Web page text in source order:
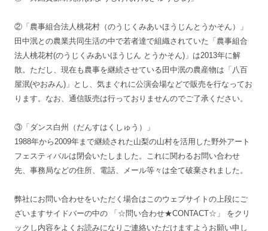
②「農事組合法人桃花村（のうじくみあいほうじんとうかそん）」
田中泯との農業共同生活の中で若者達で組織されていた「農事組合
法人桃花村(のうじくみあいほうじん とうかそん)」は2013年に解
散。ただし、現在も農事を継続させている田中泯の農産物は「八百
屋泯(やおみん)」とし、気まぐれに公演会場などで販売を行なってお
ります。なお、通信販売は行っておりませんのでご了承ください。
③「ダンス白州（だんすはくしゅう）」
1988年から2009年まで継続された山梨の山村を活用した野外アート
フェスティバルは閉会いたしました。これに関わるお問い合わせ
先、事務局などの住所、電話、メール等々は全て破棄されました。
弊社にお問い合わせをいただく場合はこのウェブサイトの上段にご
ざいますサイドバーの中の 「☆問い合わせ★CONTACT☆」 をクリ
ックし内容をよくお読みになりご連絡いただけますようお願い申し